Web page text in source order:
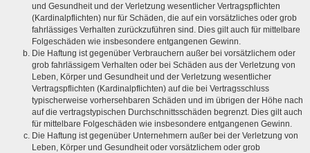
und Gesundheit und der Verletzung wesentlicher Vertragspflichten
(Kardinalpflichten) nur für Schäden, die auf ein vorsätzliches oder grob
fahrlässiges Verhalten zurückzuführen sind. Dies gilt auch für mittelbare
Folgeschäden wie insbesondere entgangenen Gewinn.
Die Haftung ist gegenüber Verbrauchern außer bei vorsätzlichem oder
grob fahrlässigem Verhalten oder bei Schäden aus der Verletzung von
Leben, Körper und Gesundheit und der Verletzung wesentlicher
Vertragspflichten (Kardinalpflichten) auf die bei Vertragsschluss
typischerweise vorhersehbaren Schäden und im übrigen der Höhe nach
auf die vertragstypischen Durchschnittsschäden begrenzt. Dies gilt auch
für mittelbare Folgeschäden wie insbesondere entgangenen Gewinn.
Die Haftung ist gegenüber Unternehmern außer bei der Verletzung von
Leben, Körper und Gesundheit oder vorsätzlichem oder grob